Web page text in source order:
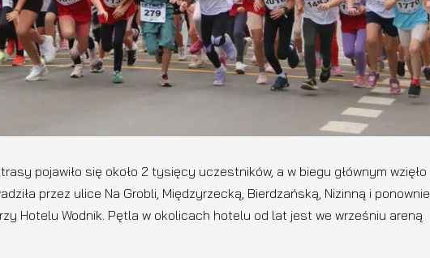
pojawiło się około 2 tysięcy uczestników, a w biegu głównym wzięło
przez ulice Na Grobli, Międzyrzecką, Bierdzańską, Nizinną i ponownie
Hotelu Wodnik. Pętla w okolicach hotelu od lat jest we wrześniu areną